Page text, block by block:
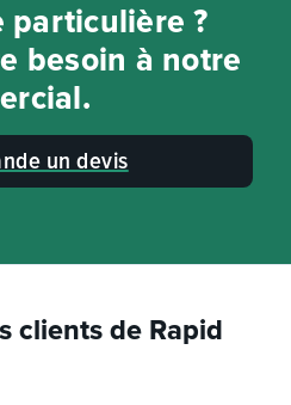
particulière ?
besoin à notre
un devis
clients de Rapid